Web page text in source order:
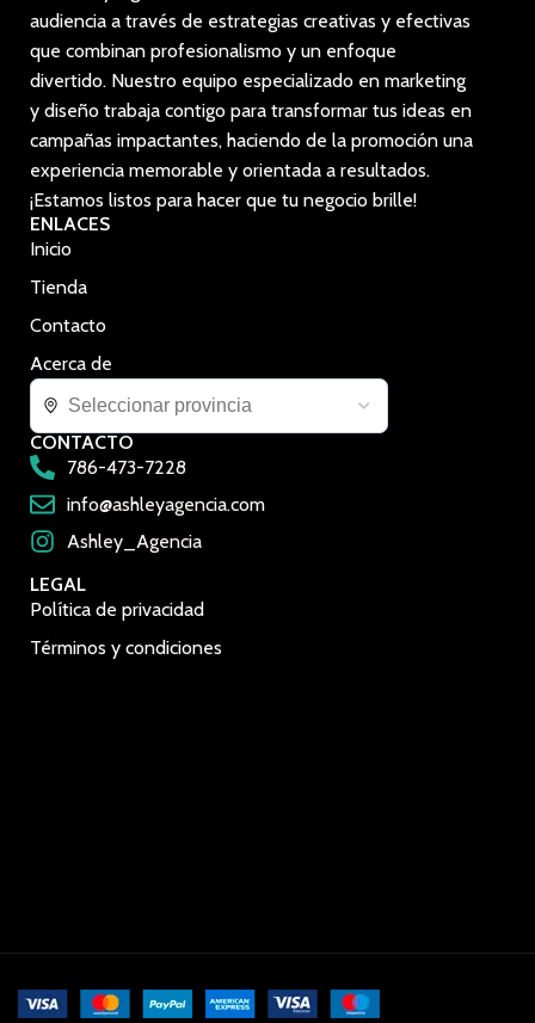
audiencia a través de estrategias creativas y efectivas
que combinan profesionalismo y un enfoque
divertido. Nuestro equipo especializado en marketing
y diseño trabaja contigo para transformar tus ideas en
campañas impactantes, haciendo de la promoción una
experiencia memorable y orientada a resultados.
¡Estamos listos para hacer que tu negocio brille!
ENLACES
Inicio
Tienda
Contacto
Acerca de
CONTACTO
786-473-7228
info@ashleyagencia.com
Ashley_Agencia
LEGAL
Política de privacidad
Términos y condiciones